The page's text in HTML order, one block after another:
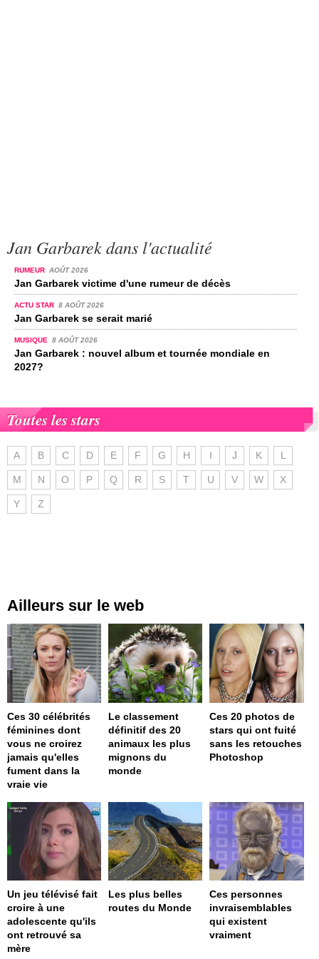
Jan Garbarek dans l'actualité
RUMEUR AOÛT 2026
Jan Garbarek victime d'une rumeur de décès
ACTU STAR 8 AOÛT 2026
Jan Garbarek se serait marié
MUSIQUE 8 AOÛT 2026
Jan Garbarek : nouvel album et tournée mondiale en
2027?
Toutes les stars
A B C D E F G H I J K L
M N O P Q R S T U V W X
Y Z
Ailleurs sur le web
Ces 30 célébrités
féminines dont
vous ne croirez
jamais qu'elles
fument dans la
vraie vie
Le classement
définitif des 20
animaux les plus
mignons du
monde
Ces 20 photos de
stars qui ont fuité
sans les retouches
Photoshop
Un jeu télévisé fait
croire à une
adolescente qu'ils
ont retrouvé sa
mère
Les plus belles
routes du Monde
Ces personnes
invraisemblables
qui existent
vraiment